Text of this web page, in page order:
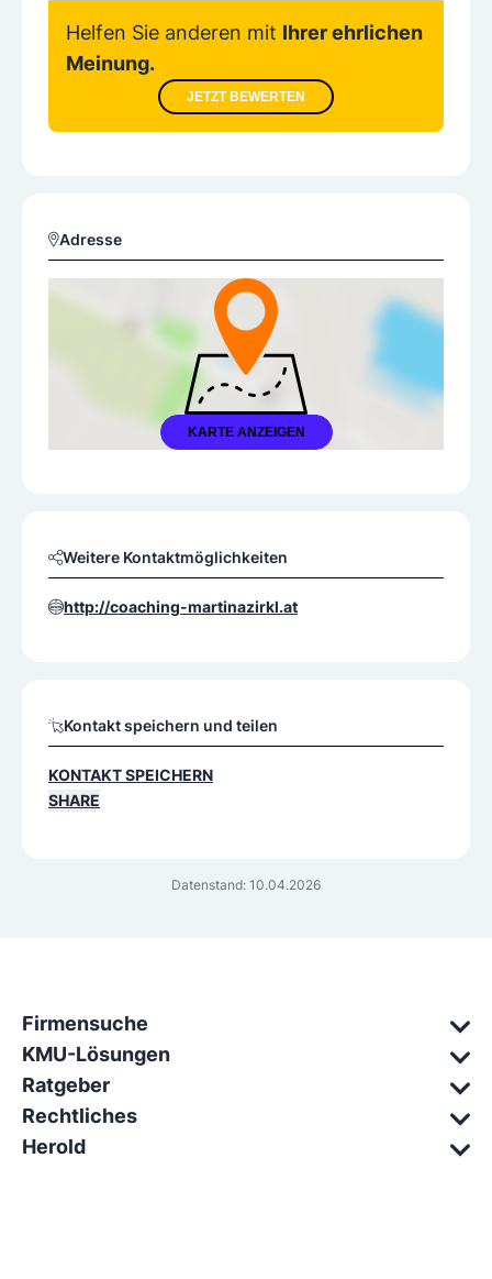
Helfen Sie anderen mit Ihrer ehrlichen
Meinung.
JETZT BEWERTEN
Adresse
KARTE ANZEIGEN
Datenstand: 10.04.2026
Weitere Kontaktmöglichkeiten
http://coaching-martinazirkl.at
Kontakt speichern und teilen
KONTAKT SPEICHERN
SHARE
Firmensuche
KMU-Lösungen
Ratgeber
Rechtliches
Herold